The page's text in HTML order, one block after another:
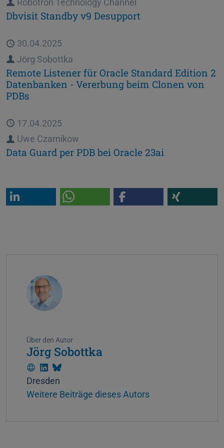
Autor
Robotron Technology Channel
Dbvisit Standby v9 Desupport
Veröffentlicht
30.04.2025
Autor
Jörg Sobottka
Remote Listener für Oracle Standard Edition 2
Datenbanken - Vererbung beim Clonen von
PDBs
Veröffentlicht
17.04.2025
Autor
Uwe Czarnikow
Data Guard per PDB bei Oracle 23ai
Über den Autor
Jörg Sobottka
W
e
b
L
n
B
l
u
Dresden
Weitere Beiträge dieses Autors